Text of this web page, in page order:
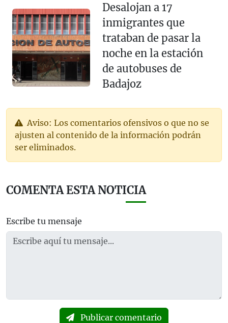
Desalojan a 17
inmigrantes que
trataban de pasar la
noche en la estación
de autobuses de
Badajoz
Aviso: Los comentarios ofensivos o que no se
ajusten al contenido de la información podrán
ser eliminados.
COMENTA ESTA NOTICIA
Escribe tu mensaje
Publicar comentario